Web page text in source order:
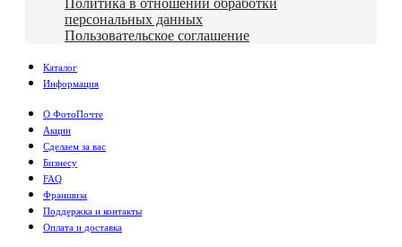
персональных данных
Пользовательское соглашение
Каталог
Информация
О ФотоПочте
Акции
Сделаем за вас
Бизнесу
FAQ
Франшиза
Поддержка и контакты
Оплата и доставка